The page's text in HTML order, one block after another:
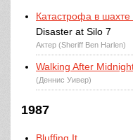
Катастрофа в
Disaster at Silo 7
Актер (Sheriff Ben Harlen)
Walking After
(Деннис Уивер)
1987